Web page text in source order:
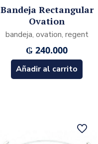
Bandeja Rectangular
Ovation
bandeja, ovation, regent
₲ 240.000
Añadir al carrito